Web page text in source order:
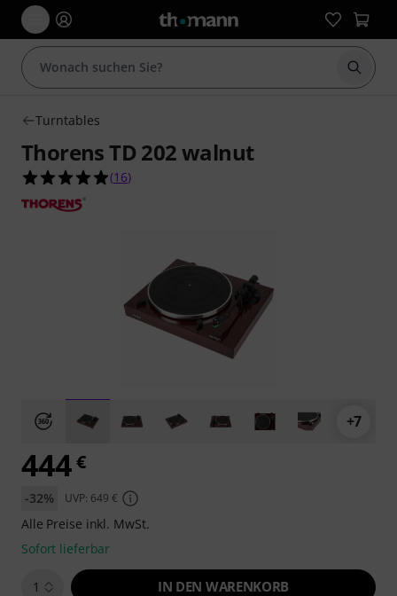
Suche
Turntables
Thorens TD 202 walnut
4.9 von 5 Sternen aus 16 Kundenbewertungen
(16)
+7
444€
-32% UVP: 649 €
Alle Preise inkl. MwSt.
Sofort lieferbar
1 IN DEN WARENKORB